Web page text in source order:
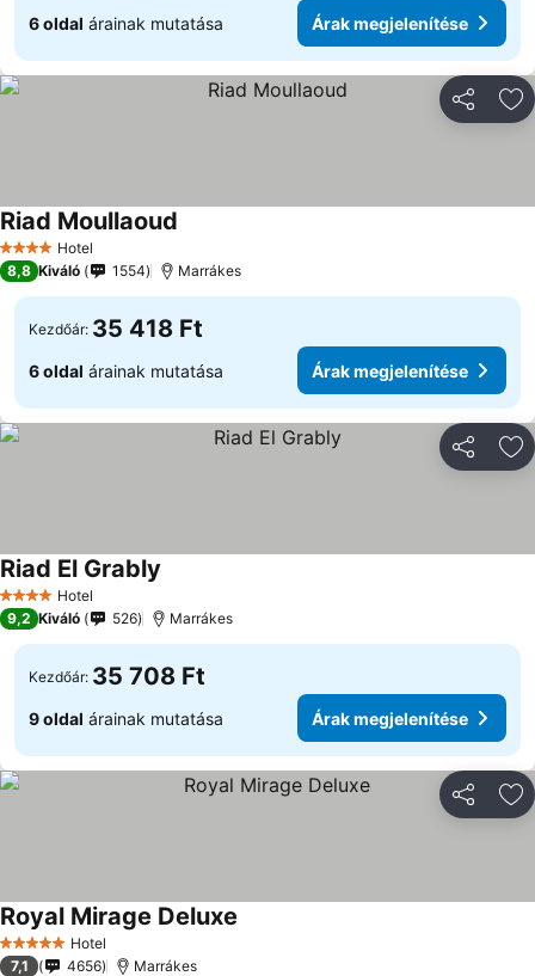
6 oldal árainak mutatása Árak megjelenítése
4 KategóriaHotel
Riad Moullaoud
8,8 Kiváló 1554 Marrákes
Kezdőár: 35 418 Ft
6 oldal árainak mutatása Árak megjelenítése
4 KategóriaHotel
Riad El Grably
9,2 Kiváló 526 Marrákes
Kezdőár: 35 708 Ft
9 oldal árainak mutatása Árak megjelenítése
5 KategóriaHotel
Royal Mirage Deluxe
7,1 4656 Marrákes